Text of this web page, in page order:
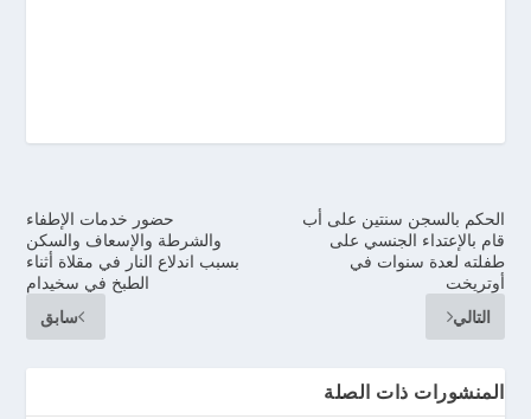
حضور خدمات الإطفاء
والشرطة والإسعاف والسكن
بسبب اندلاع النار في مقلاة أثناء
الطبخ في سخيدام
سابق
الحكم بالسجن سنتين على أب
قام بالإعتداء الجنسي على
طفلته لعدة سنوات في
أوتريخت
التالي
المنشورات ذات الصلة